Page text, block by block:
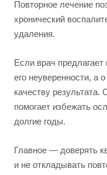
Повторное лечение
хронический
удаления.
Если врач
его неуверенности, а
качеству
помогает избежать
долгие годы.
Главное — доверять
и не откладывать